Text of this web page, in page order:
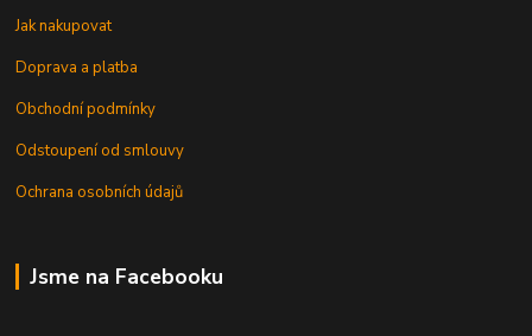
Jak nakupovat
Doprava a platba
Obchodní podmínky
Odstoupení od smlouvy
Ochrana osobních údajů
Jsme na Facebooku